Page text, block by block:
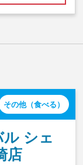
その他（食べる）
シェ
店